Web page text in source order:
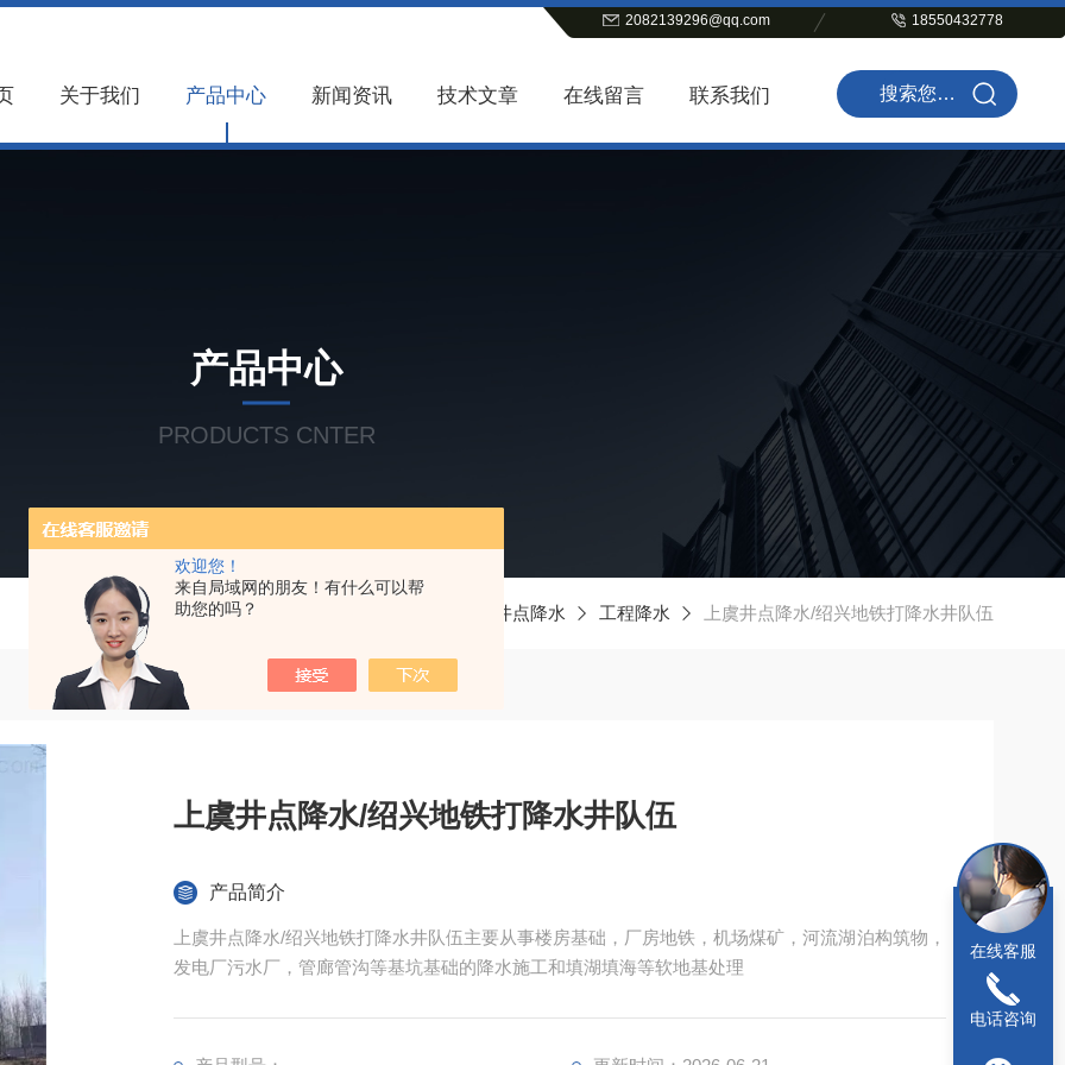
欢迎您！
来自局域网的朋友！有什么可以帮
助您的吗？
2082139296@qq.com 18550432778
关于我们 产品中心 新闻资讯 技术文章 在线留言 联系我们
产品中心
PRODUCTS CNTER
当前位置： 井点降水 工程降水 上虞井点降水/绍兴地铁打降水井队伍
上虞井点降水/绍兴地铁打降水井队伍
产品简介
上虞井点降水/绍兴地铁打降水井队伍主要从事楼房基础，厂房地铁，机场煤矿，河流湖泊构筑物，
发电厂污水厂，管廊管沟等基坑基础的降水施工和填湖填海等软地基处理
在线客服
电话咨询